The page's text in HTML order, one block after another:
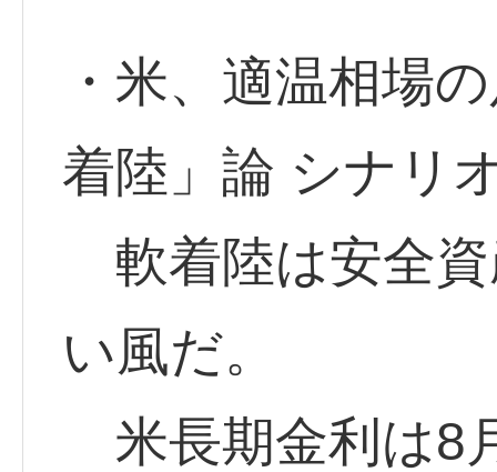
・米、適温相場
着陸」論 シナリ
軟着陸は安全
い風だ。
米長期金利は8